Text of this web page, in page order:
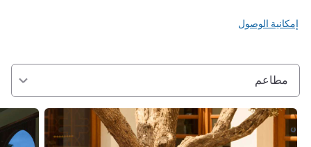
إمكانية الوصول
مطاعم
راجع التفاصيل راجع